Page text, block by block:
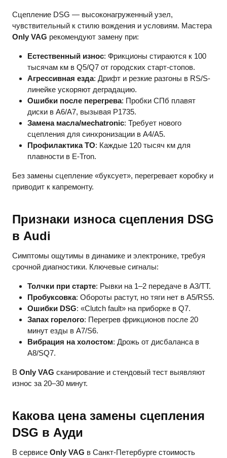
Сцепление DSG — высоконагруженный узел,
чувствительный к стилю вождения и условиям. Мастера
Only VAG рекомендуют замену при:
Естественный износ: Фрикционы стираются к 100
тысячам км в Q5/Q7 от городских старт-стопов.
Агрессивная езда: Дрифт и резкие разгоны в RS/S-
линейке ускоряют деградацию.
Ошибки после перегрева: Пробки СПб плавят
диски в A6/A7, вызывая P1735.
Замена масла/меchatronic: Требует нового
сцепления для синхронизации в A4/A5.
Профилактика ТО: Каждые 120 тысяч км для
плавности в E-Tron.
Без замены сцепление «буксует», перегревает коробку и
приводит к капремонту.
Признаки износа сцепления DSG
в Audi
Симптомы ощутимы в динамике и электронике, требуя
срочной диагностики. Ключевые сигналы:
Толчки при старте: Рывки на 1–2 передаче в A3/TT.
Пробуксовка: Обороты растут, но тяги нет в A5/RS5.
Ошибки DSG: «Clutch fault» на приборке в Q7.
Запах горелого: Перегрев фрикционов после 20
минут езды в A7/S6.
Вибрация на холостом: Дрожь от дисбаланса в
A8/SQ7.
В Only VAG сканирование и стендовый тест выявляют
износ за 20–30 минут.
Какова цена замены сцепления
DSG в Ауди
В сервисе Only VAG в Санкт-Петербурге стоимость